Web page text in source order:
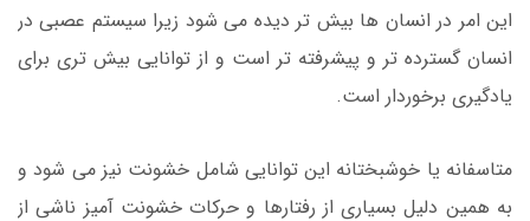
این امر در انسان ها بیش تر دیده می شود زیرا سیستم عصبی در
انسان گسترده تر و پیشرفته تر است و از توانایی بیش تری برای
یادگیری برخوردار است.
متاسفانه یا خوشبختانه این توانایی شامل خشونت نیز می شود و
به همین دلیل بسیاری از رفتارها و حرکات خشونت آمیز ناشی از